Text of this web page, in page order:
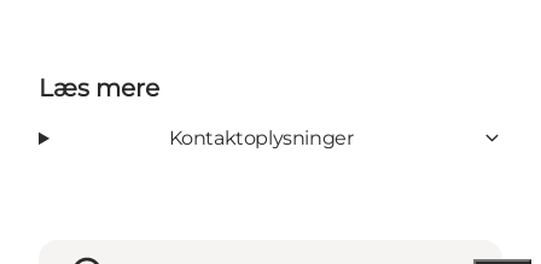
Læs mere
Kontaktoplysninger